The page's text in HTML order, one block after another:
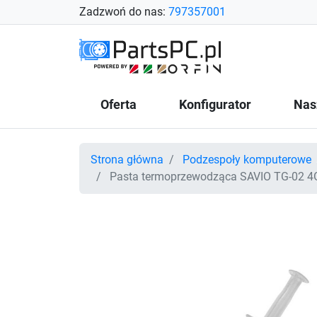
Zadzwoń do nas: 797357001
Oferta Konfigurator
Strona główna Podzespoły komputerowe
Pasta termoprzewodząca SAVIO TG-02